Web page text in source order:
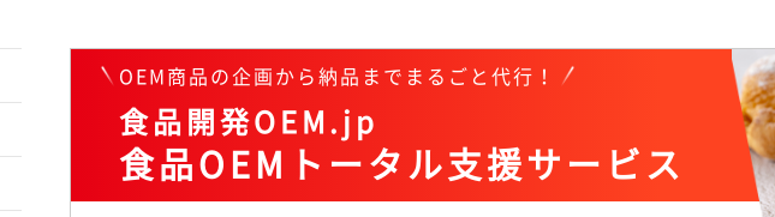
OEM商品の企画から納品までまるごと代行！
食品開発OEM.jp
食品OEMトータル支援サービス